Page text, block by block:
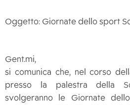
Oggetto: Giornate dello sport
Gent.mi,
si comunica che, nel corso
presso la palestra della
svolgeranno le Giornate